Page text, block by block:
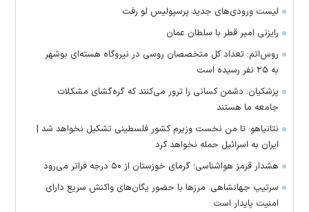
لیست ورودی‌های جدید پرسپولیس لو رفت
رایزنی امیر قطر با سلطان عمان
روس‌اتم: تعداد کل متخصصان روسی در نیروگاه هسته‌ای بوشهر
به ۲۵ نفر رسیده است
پزشکیان: دشمن کسانی را ترور می‌کنند که گره‌گشای مشکلات
جامعه ما هستند
نتانیاهو: تا من نخست وزیرم کشور فلسطینی تشکیل نخواهد شد |
ایران به اسرائیل حمله نخواهد کرد
هشدار قرمز هواشناسی؛ گرمای خوزستان از ۵۰ درجه فراتر می‌رود
سرتیپ جهانشاهی: مرز‌ها با حضور یگان‌های واکنش سریع دارای
امنیت پایدار است